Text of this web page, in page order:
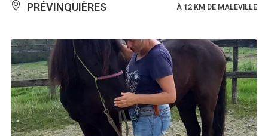
PRÉVINQUIÈRES À 12 KM DE MALEVILLE